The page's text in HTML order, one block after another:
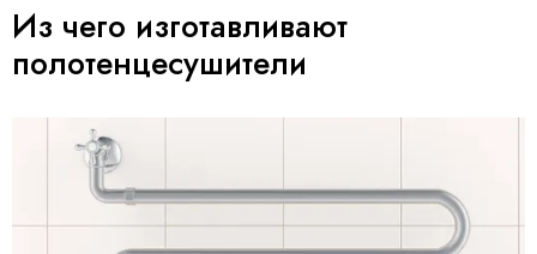
Из чего изготавливают
полотенцесушители